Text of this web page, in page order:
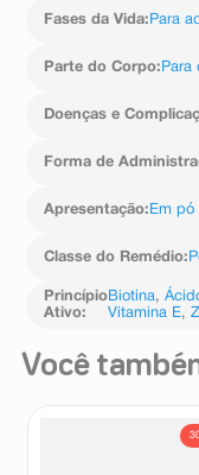
Fases da Vida: Para
Parte do Corpo: Para
Doenças e
Forma de
Apresentação: Em pó
Classe do Remédio:
Princípio
Ativo:
Biotina,
Vitamina E,
Você